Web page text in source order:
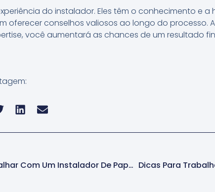
do instalador. Eles têm o conhecimento e
oferecer conselhos valiosos ao longo do processo.
você aumentará as chances de um resultado
Dicas Para Trabalhar Com Um Instalador De Papel De Parede Em Barueri